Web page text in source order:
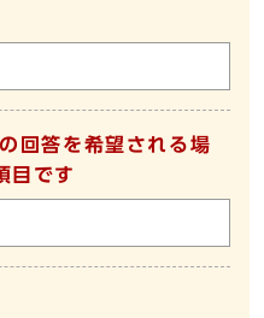
回答を希望される場
目です